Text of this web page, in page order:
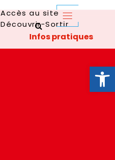
Ouvrir
Accès au site
Découvrir-Sortir